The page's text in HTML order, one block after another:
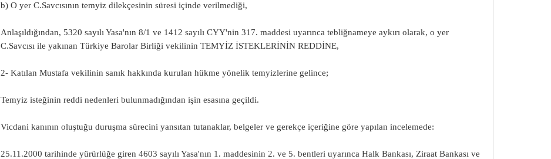
b) O yer C.Savcısının temyiz dilekçesinin süresi içinde verilmediği,
Anlaşıldığından, 5320 sayılı Yasa'nın 8/1 ve 1412 sayılı CYY'nin 317. maddesi uyarınca tebliğnameye aykırı olarak, o yer
C.Savcısı ile yakınan Türkiye Barolar Birliği vekilinin TEMYİZ İSTEKLERİNİN REDDİNE,
2- Katılan Mustafa vekilinin sanık hakkında kurulan hükme yönelik temyizlerine gelince;
Temyiz isteğinin reddi nedenleri bulunmadığından işin esasına geçildi.
Vicdani kanının oluştuğu duruşma sürecini yansıtan tutanaklar, belgeler ve gerekçe içeriğine göre yapılan incelemede:
25.11.2000 tarihinde yürürlüğe giren 4603 sayılı Yasa'nın 1. maddesinin 2. ve 5. bentleri uyarınca Halk Bankası, Ziraat Bankası ve